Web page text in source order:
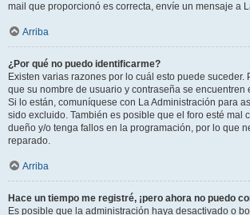
mail que proporcionó es correcta, envíe un mensaje a
Arriba
¿Por qué no puedo identificarme?
Existen varias razones por lo cuál esto puede suceder.
que su nombre de usuario y contraseña se encuentren
Si lo están, comuníquese con La Administración para
sido excluido. También es posible que el foro esté mal
dueño y/o tenga fallos en la programación, por lo que
reparado.
Arriba
Hace un tiempo me registré, ¡pero ahora no puedo
Es posible que la administración haya desactivado o